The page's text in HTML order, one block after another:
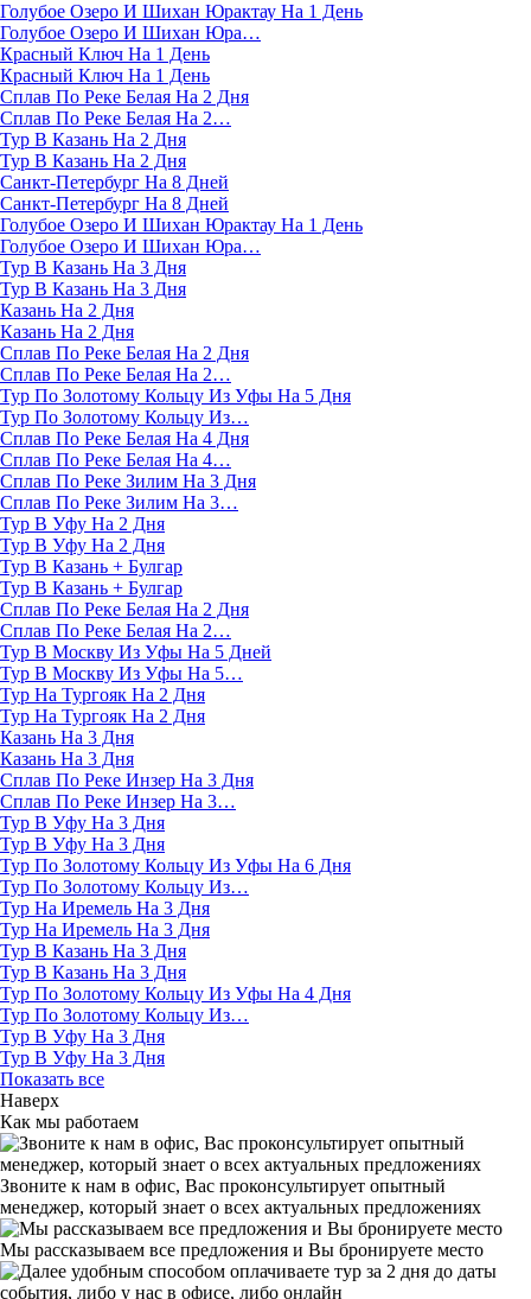
Голубое Озеро И Шихан Юрактау На 1 День
Голубое Озеро И Шихан Юра…
Красный Ключ На 1 День
Красный Ключ На 1 День
Сплав По Реке Белая На 2 Дня
Сплав По Реке Белая На 2…
Тур В Казань На 2 Дня
Тур В Казань На 2 Дня
Санкт-Петербург На 8 Дней
Санкт-Петербург На 8 Дней
Голубое Озеро И Шихан Юрактау На 1 День
Голубое Озеро И Шихан Юра…
Тур В Казань На 3 Дня
Тур В Казань На 3 Дня
Казань На 2 Дня
Казань На 2 Дня
Сплав По Реке Белая На 2 Дня
Сплав По Реке Белая На 2…
Тур По Золотому Кольцу Из Уфы На 5 Дня
Тур По Золотому Кольцу Из…
Сплав По Реке Белая На 4 Дня
Сплав По Реке Белая На 4…
Сплав По Реке Зилим На 3 Дня
Сплав По Реке Зилим На 3…
Тур В Уфу На 2 Дня
Тур В Уфу На 2 Дня
Тур В Казань + Булгар
Тур В Казань + Булгар
Сплав По Реке Белая На 2 Дня
Сплав По Реке Белая На 2…
Тур В Москву Из Уфы На 5 Дней
Тур В Москву Из Уфы На 5…
Тур На Тургояк На 2 Дня
Тур На Тургояк На 2 Дня
Казань На 3 Дня
Казань На 3 Дня
Сплав По Реке Инзер На 3 Дня
Сплав По Реке Инзер На 3…
Тур В Уфу На 3 Дня
Тур В Уфу На 3 Дня
Тур По Золотому Кольцу Из Уфы На 6 Дня
Тур По Золотому Кольцу Из…
Тур На Иремель На 3 Дня
Тур На Иремель На 3 Дня
Тур В Казань На 3 Дня
Тур В Казань На 3 Дня
Тур По Золотому Кольцу Из Уфы На 4 Дня
Тур По Золотому Кольцу Из…
Тур В Уфу На 3 Дня
Тур В Уфу На 3 Дня
Показать все
Наверх
Как мы работаем
Звоните к нам в офис, Вас проконсультирует опытный
менеджер, который знает о всех актуальных предложениях
Мы рассказываем все предложения и Вы бронируете место